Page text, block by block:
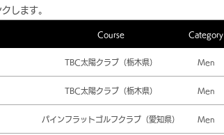
します。
Course Category
TBC太陽クラブ（栃木県） Men
TBC太陽クラブ（栃木県） Men
パインフラットゴルフクラブ（愛知県） Men